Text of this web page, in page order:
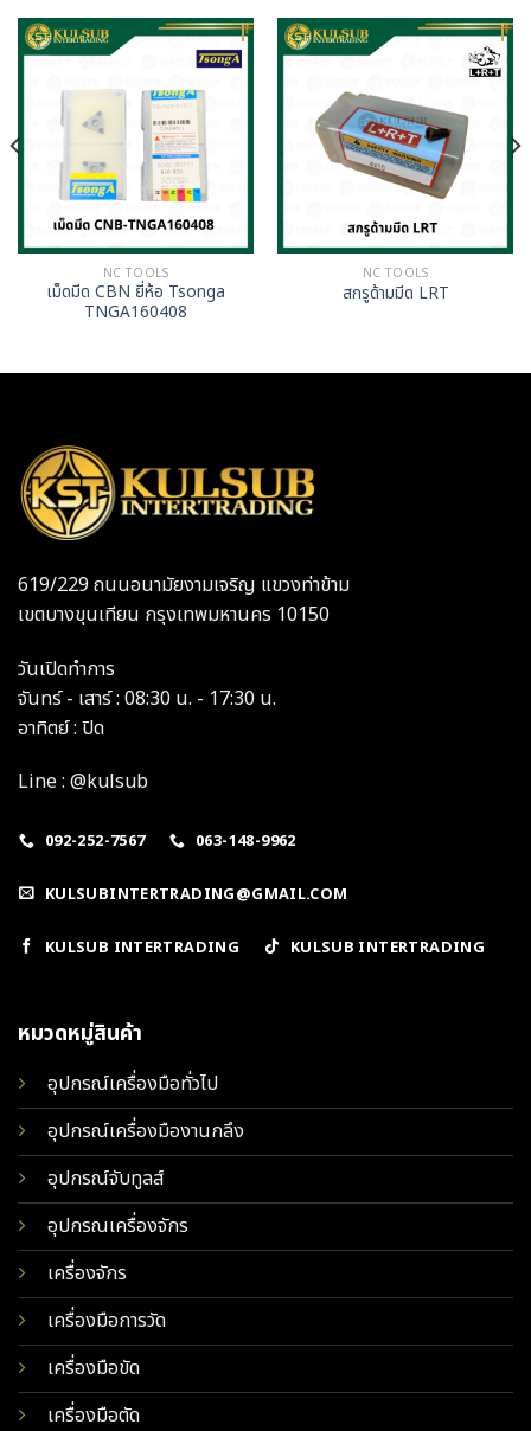
NC TOOLS
เม็ดมีด CBN ยี่ห้อ Tsonga
TNGA160408
NC TOOLS
สกรูด้ามมีด LRT
619/229 ถนนอนามัยงามเจริญ แขวงท่าข้าม
เขตบางขุนเทียน กรุงเทพมหานคร 10150
วันเปิดทำการ
จันทร์ - เสาร์ : 08:30 น. - 17:30 น.
อาทิตย์ : ปิด
Line : @kulsub
092-252-7567 063-148-9962
KULSUBINTERTRADING@GMAIL.COM
KULSUB INTERTRADING KULSUB INTERTRADING
หมวดหมู่สินค้า
อุปกรณ์เครื่องมือทั่วไป
อุปกรณ์เครื่องมืองานกลึง
อุปกรณ์จับทูลส์
อุปกรณเครื่องจักร
เครื่องจักร
เครื่องมือการวัด
เครื่องมือขัด
เครื่องมือตัด